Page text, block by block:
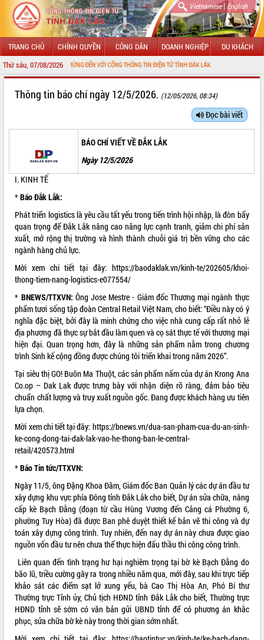
Vietnamese| English
TRANG CHỦ CHÍNH QUYỀN CÔNG DÂN DOANH NGHIỆP DU KHÁCH
Thứ sáu, 07/08/2026
CHÀO MỪNG ĐẾN VỚI CỔNG THÔNG TIN ĐIỆN TỬ TỈNH ĐẮK LẮK
SỞ, BAN, NGÀNH
UBND CÁC XÃ, PHƯỜNG
HỆ THỐNG VĂN BẢN
VĂN BẢN HĐND TỈNH
ĐIỂM TIN VĂN BẢN
QUY HOẠCH - KẾ HOẠCH
VIDEO
Loading the player...
Khám bệnh, cấp phát thuốc miễn phí
và tặng quà người dân xã Cư Pui
Hội nghị UBND tỉnh Đắk Lắk thường kỳ
tháng 7/2026
Lễ truy tặng danh hiệu “Bà Mẹ Việt
Thông tin báo chí ngày 12/5/2026. (12/05/2026, 08:34)
Đọc bài viết
BÁO CHÍ VIẾT VỀ ĐẮK LẮK
Ngày 12/5/2026
I. KINH TẾ
*Báo Đắk Lắk:
Phát triển logistics là yêu cầu tất yếu trong tiến trình hội nhập, là đòn bẩy
quan trọng để Đắk Lắk nâng cao năng lực cạnh tranh, giảm chi phí sản
xuất, mở rộng thị trường và hình thành chuỗi giá trị bền vững cho các
ngành hàng chủ lực.
Mời xem chi tiết tại đây: https://baodaklak.vn/kinh-te/202605/khoi-
thong-tiem-nang-logistics-e077554/
* BNEWS/TTXVN: Ông Jose Mestre - Giám đốc Thương mại ngành thực
phẩm tươi sống tập đoàn Central Retail Việt Nam, cho biết: “Điều này có ý
nghĩa đặc biệt, bởi đây là minh chứng cho việc nhà cung cấp rất nhỏ lẻ
địa phương đã thực sự bắt đầu làm quen và cọ sát thực tế với thương mại
hiện đại. Quan trọng hơn, đây là những sản phẩm nằm trong chương
trình Sinh kế cộng đồng được chúng tôi triển khai trong năm 2026”.
Tại siêu thị GO! Buôn Ma Thuột, các sản phẩm nấm của dự án Krong Ana
Co.op – Dak Lak được trưng bày với nhận diện rõ ràng, đảm bảo tiêu
chuẩn chất lượng và truy xuất nguồn gốc. Đang được khách hàng ưu tiên
lựa chọn.
Mời xem chi tiết tại đây: https://bnews.vn/dua-san-pham-cua-du-an-sinh-
ke-cong-dong-tai-dak-lak-vao-he-thong-ban-le-central-
retail/420573.html
*Báo Tin tức/TTXVN:
Ngày 11/5, ông Đặng Khoa Đãm, Giám đốc Ban Quản lý các dự án đầu tư
xây dựng khu vực phía Đông tỉnh Đắk Lắk cho biết, Dự án sửa chữa, nâng
cấp kè Bạch Đằng (đoạn từ cầu Hùng Vương đến Cảng cá Phường 6,
phường Tuy Hòa) đã được Ban phê duyệt thiết kế bản vẽ thi công và dự
toán xây dựng công trình. Tuy nhiên, đến nay dự án này chưa được giao
nguồn vốn đầu tư nên chưa thể thực hiện đấu thầu thi công công trình.
Liên quan đến tình trạng hư hại nghiêm trọng tại bờ kè Bạch Đằng do
bão lũ, triều cường gây ra trong nhiều năm qua, mới đây, sau khi trực tiếp
khảo sát các điểm sạt lở xung yếu, bà Cao Thị Hòa An, Phó Bí thư
Thường trực Tỉnh ủy, Chủ tịch HĐND tỉnh Đắk Lắk cho biết, Thường trực
HĐND tỉnh sẽ sớm có văn bản gửi UBND tỉnh để có phương án khắc
phục, sửa chữa bờ kè này trong thời gian sớm nhất.